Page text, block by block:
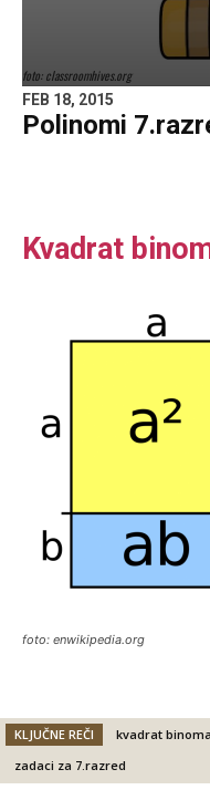
foto: classroomhives.org
FEB 18, 2015
Polinomi
Kvadrat
foto: enwikipedia.org
KLJUČNE REČI kvadrat binoma
zadaci za 7.razred